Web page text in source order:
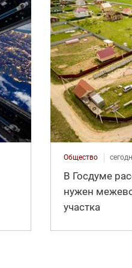
Общество
В Госдуме
нужен
участка